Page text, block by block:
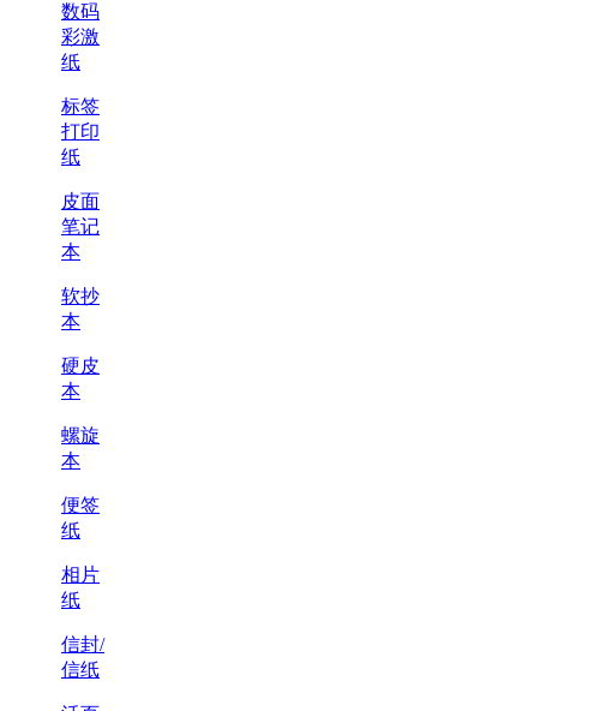
数码
彩激
纸
标签
打印
纸
皮面
笔记
本
软抄
本
硬皮
本
螺旋
本
便签
纸
相片
纸
信封/
信纸